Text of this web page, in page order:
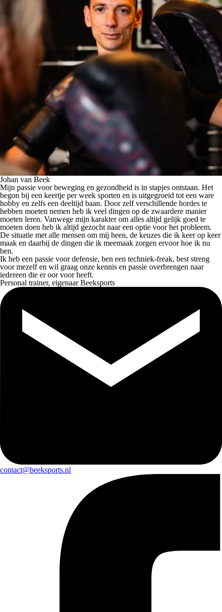
Johan van Beek
Mijn passie voor beweging en gezondheid is in stapjes ontstaan. Het
begon bij een keertje per week sporten en is uitgegroeid tot een ware
hobby en zelfs een deeltijd baan. Door zelf verschillende hordes te
hebben moeten nemen heb ik veel dingen op de zwaardere manier
moeten leren. Vanwege mijn karakter om alles altijd gelijk goed te
moeten doen heb ik altijd gezocht naar een optie voor het probleem.
De situatie met alle mensen om mij heen, de keuzes die ik keer op keer
maak en daarbij de dingen die ik meemaak zorgen ervoor hoe ik nu
ben.
Ik heb een passie voor defensie, ben een techniek-freak, best streng
voor mezelf en wil graag onze kennis en passie overbrengen naar
iedereen die er oor voor heeft.
Personal trainer, eigenaar Beeksports
contact@beeksports.nl